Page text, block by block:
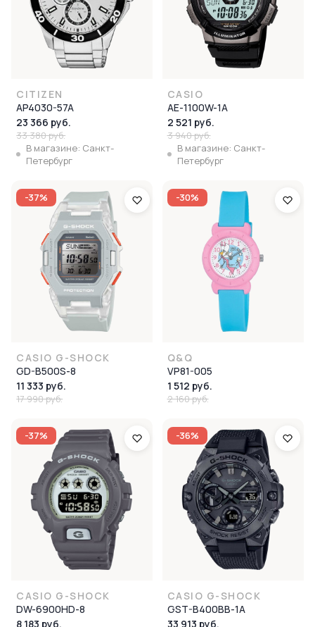
CITIZEN
AP4030-57A
23 366 руб.
33 380 руб.
В магазине: Санкт-
Петербург
CASIO
AE-1100W-1A
2 521 руб.
3 940 руб.
В магазине: Санкт-
Петербург
-37%
CASIO G-SHOCK
GD-B500S-8
11 333 руб.
17 990 руб.
-30%
Q&Q
VP81-005
1 512 руб.
2 160 руб.
-37%
CASIO G-SHOCK
DW-6900HD-8
8 183 руб.
-36%
CASIO G-SHOCK
GST-B400BB-1A
33 913 руб.